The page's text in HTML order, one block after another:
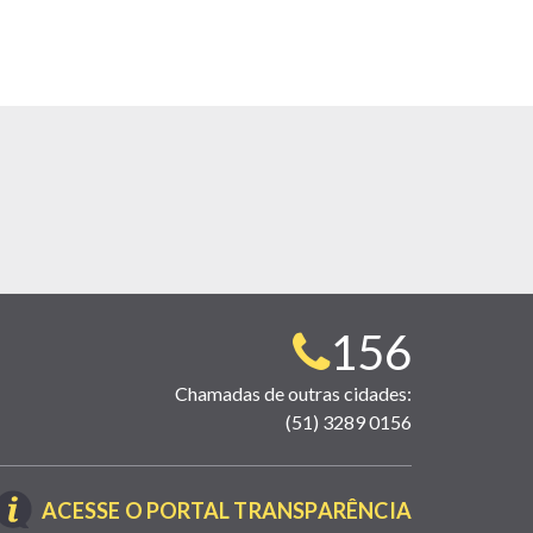
Telefone
para
contato:
156
Chamadas de outras cidades:
(51) 3289 0156
ACESSE O PORTAL TRANSPARÊNCIA(LINK